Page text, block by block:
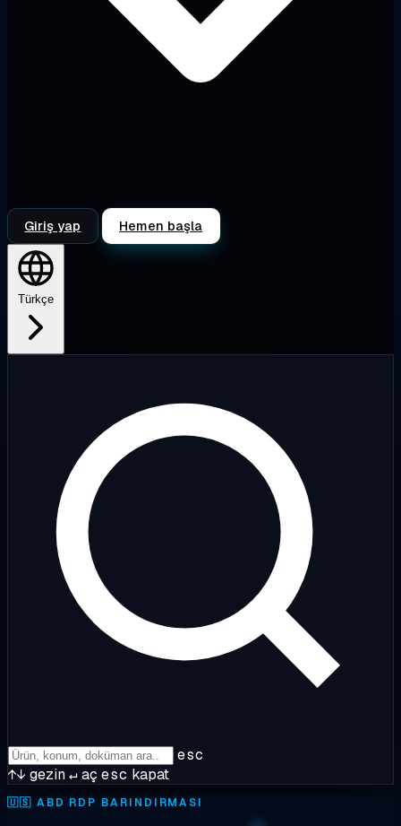
Giriş yap Hemen başla
Türkçe
esc
↑↓ gezin↵aç esc kapat
🇺🇸 ABD RDP BARINDIRMASI